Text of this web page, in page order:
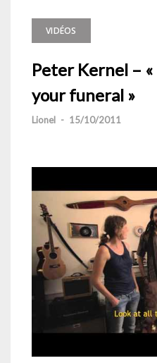
VIDÉOS
Peter Kernel –
your funeral »
Lionel - 15/10/2011